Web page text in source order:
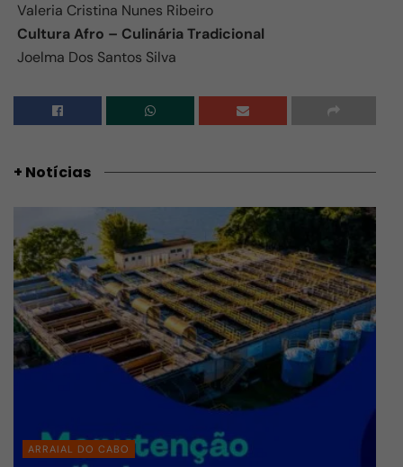
Valeria Cristina Nunes Ribeiro
Cultura Afro – Culinária Tradicional
Joelma Dos Santos Silva
+ Notícias
ARRAIAL DO CABO